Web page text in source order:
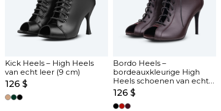
Kick Heels – High Heels
van echt leer (9 cm)
126 $
Bordo Heels –
bordeauxkleurige High
Heels schoenen van echt
leer (9 cm)
126 $